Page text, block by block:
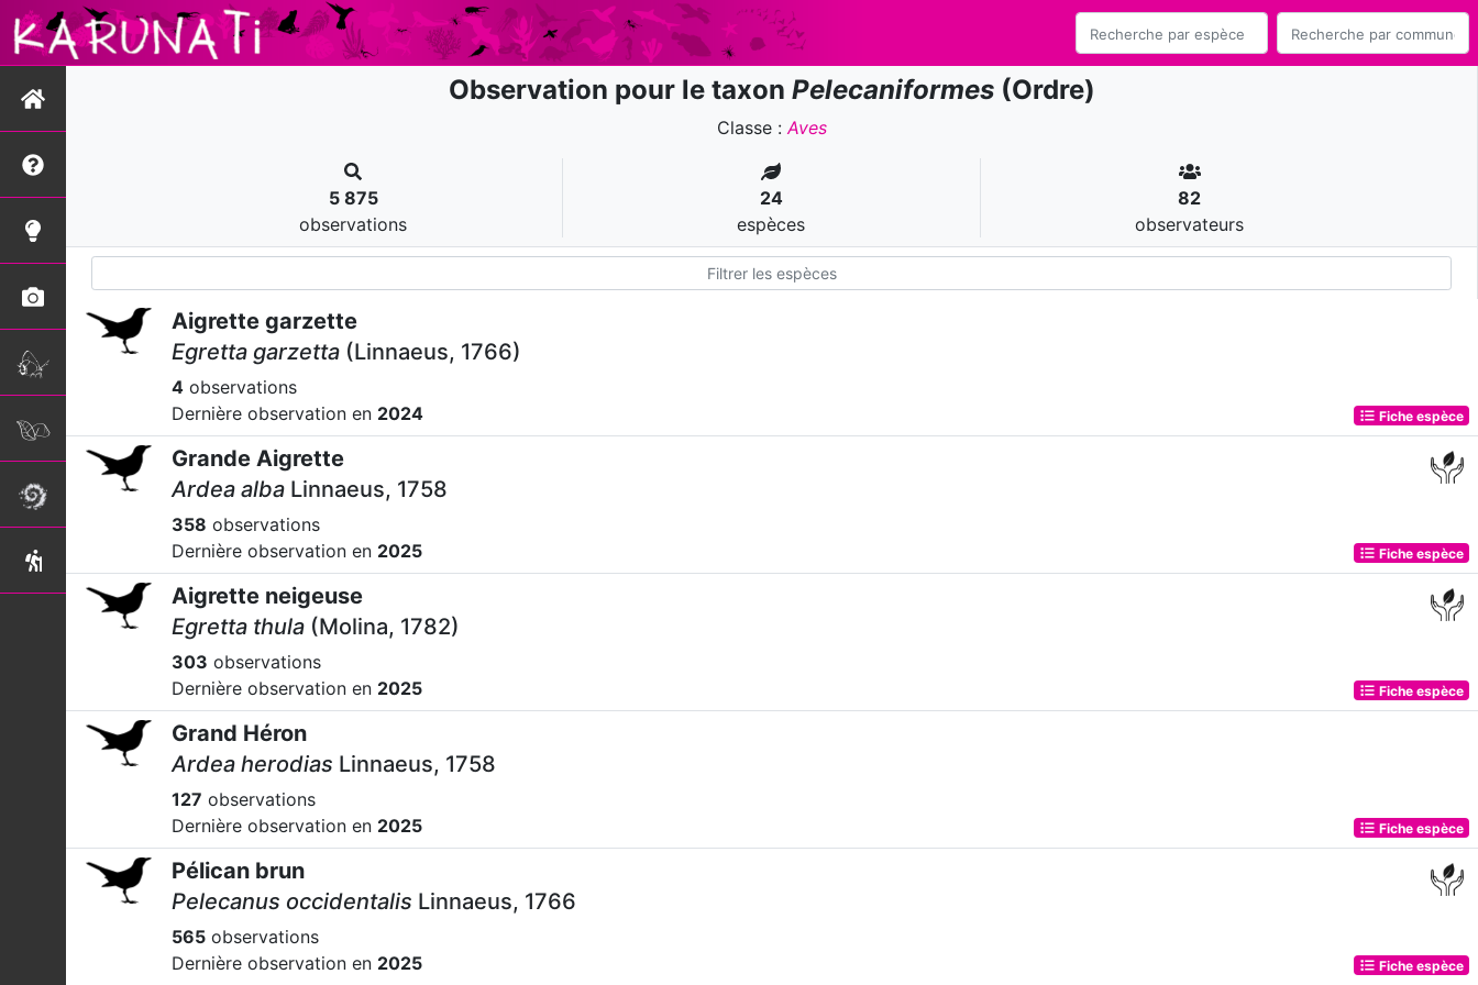
Observation pour le taxon Pelecaniformes(Ordre)
Classe :Aves
5 875
observations
24
espèces
82
observateurs
Aigrette garzette
Egretta garzetta (Linnaeus, 1766)
4 observations
Dernière observation en 2024 Fiche espèce
Grande Aigrette
Ardea alba Linnaeus, 1758
358 observations
Dernière observation en 2025 Fiche espèce
Aigrette neigeuse
Egretta thula (Molina, 1782)
303 observations
Dernière observation en 2025 Fiche espèce
Grand Héron
Ardea herodias Linnaeus, 1758
127 observations
Dernière observation en 2025 Fiche espèce
Pélican brun
Pelecanus occidentalis Linnaeus, 1766
565 observations
Dernière observation en 2025 Fiche espèce